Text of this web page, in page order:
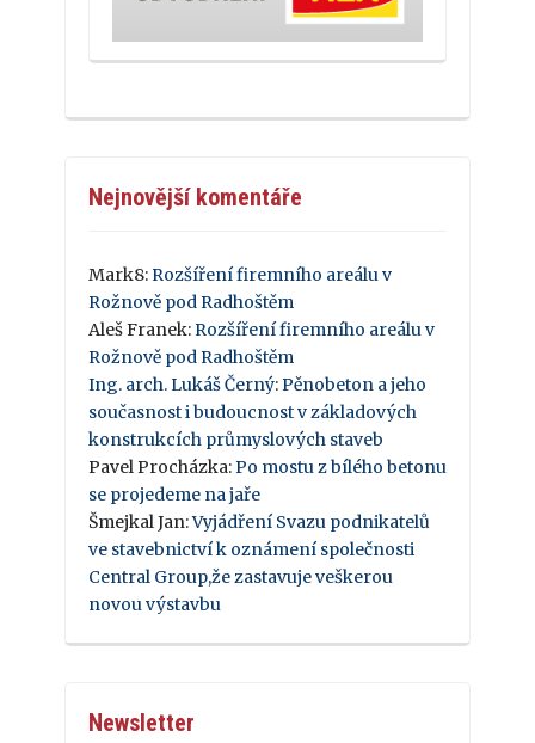
Nejnovější komentáře
Mark8: Rozšíření firemního areálu v
Rožnově pod Radhoštěm
Aleš Franek: Rozšíření firemního areálu v
Rožnově pod Radhoštěm
Ing. arch. Lukáš Černý: Pěnobeton a jeho
současnost i budoucnost v základových
konstrukcích průmyslových staveb
Pavel Procházka: Po mostu z bílého betonu
se projedeme na jaře
Šmejkal Jan:Vyjádření Svazu podnikatelů
ve stavebnictví k oznámení společnosti
Central Group,že zastavuje veškerou
novou výstavbu
Newsletter